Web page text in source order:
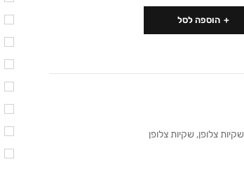
הוספה לסל
שקיות צלופן, שקיות צלופן